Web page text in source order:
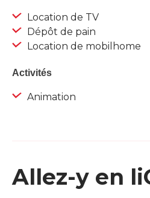
Location de TV
Dépôt de pain
Location de mobilhome
Activités
Animation
Allez-y en